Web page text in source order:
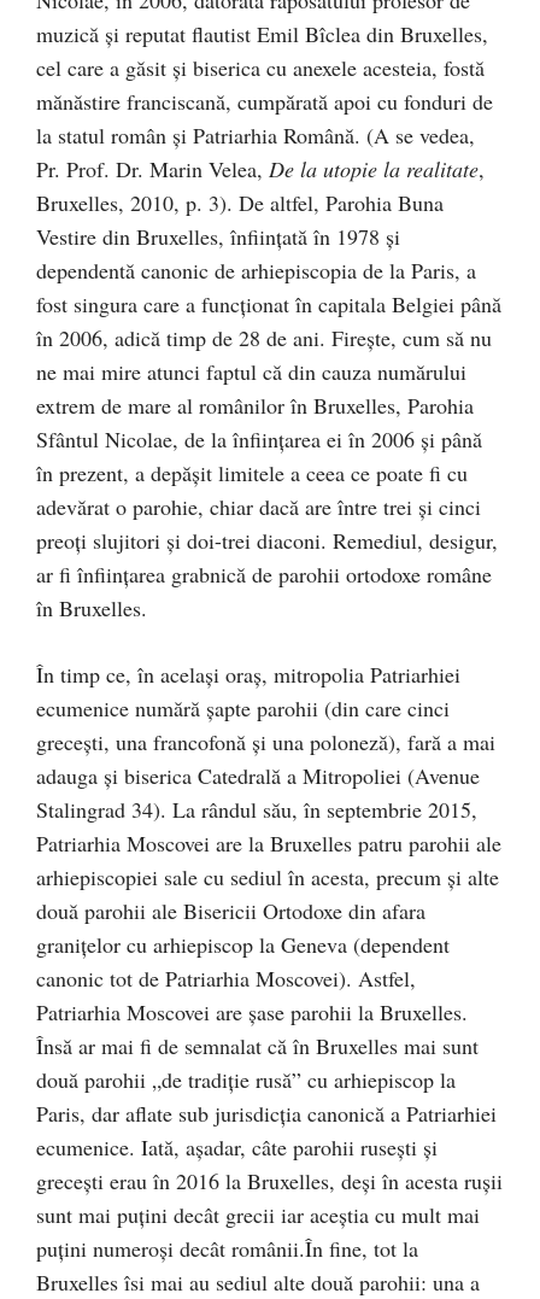
muzică și reputat flautist Emil Bîclea din Bruxelles,
cel care a găsit și biserica cu anexele acesteia, fostă
mănăstire franciscană, cumpărată apoi cu fonduri de
la statul român și Patriarhia Română. (A se vedea,
Pr. Prof. Dr. Marin Velea, De la utopie la realitate,
Bruxelles, 2010, p. 3). De altfel, Parohia Buna
Vestire din Bruxelles, înființată în 1978 și
dependentă canonic de arhiepiscopia de la Paris, a
fost singura care a funcționat în capitala Belgiei până
în 2006, adică timp de 28 de ani. Firește, cum să nu
ne mai mire atunci faptul că din cauza numărului
extrem de mare al românilor în Bruxelles, Parohia
Sfântul Nicolae, de la înființarea ei în 2006 și până
în prezent, a depășit limitele a ceea ce poate fi cu
adevărat o parohie, chiar dacă are între trei și cinci
preoți slujitori și doi-trei diaconi. Remediul, desigur,
ar fi înființarea grabnică de parohii ortodoxe române
în Bruxelles.
În timp ce, în același oraș, mitropolia Patriarhiei
ecumenice numără șapte parohii (din care cinci
grecești, una francofonă și una poloneză), fară a mai
adauga şi biserica Catedrală a Mitropoliei (Avenue
Stalingrad 34). La rândul său, în septembrie 2015,
Patriarhia Moscovei are la Bruxelles patru parohii ale
arhiepiscopiei sale cu sediul în acesta, precum și alte
două parohii ale Bisericii Ortodoxe din afara
granițelor cu arhiepiscop la Geneva (dependent
canonic tot de Patriarhia Moscovei). Astfel,
Patriarhia Moscovei are șase parohii la Bruxelles.
Însă ar mai fi de semnalat că în Bruxelles mai sunt
două parohii „de tradiție rusă” cu arhiepiscop la
Paris, dar aflate sub jurisdicția canonică a Patriarhiei
ecumenice. Iată, așadar, câte parohii rusești și
grecești erau în 2016 la Bruxelles, deși în acesta rușii
sunt mai puțini decât grecii iar aceștia cu mult mai
puțini numeroși decât românii.În fine, tot la
Bruxelles îsi mai au sediul alte două parohii: una a